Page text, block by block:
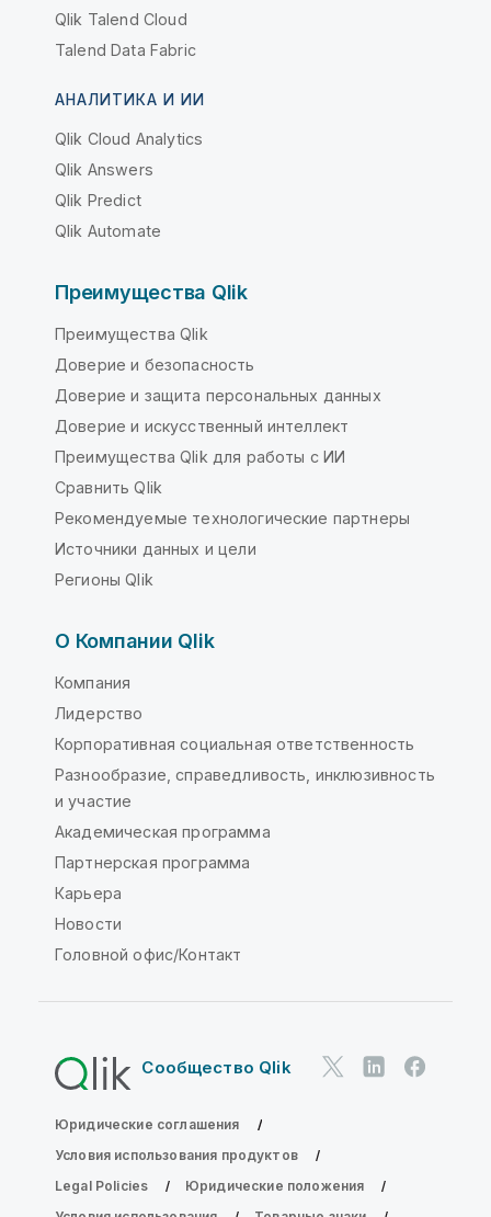
Qlik Talend Cloud
Talend Data Fabric
АНАЛИТИКА И ИИ
Qlik Cloud Analytics
Qlik Answers
Qlik Predict
Qlik Automate
Преимущества Qlik
Преимущества Qlik
Доверие и безопасность
Доверие и защита персональных данных
Доверие и искусственный интеллект
Преимущества Qlik для работы с ИИ
Сравнить Qlik
Рекомендуемые технологические партнеры
Источники данных и цели
Регионы Qlik
О Компании Qlik
Компания
Лидерство
Корпоративная социальная ответственность
Разнообразие, справедливость, инклюзивность
и участие
Академическая программа
Партнерская программа
Карьера
Новости
Головной офис/Контакт
Сообщество Qlik
Юридические соглашения
Условия использования продуктов
Legal Policies
Юридические положения